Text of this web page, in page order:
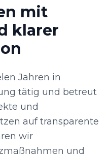
mit
klarer
Jahren in
tätig und betreut
und
auf transparente
wir
und